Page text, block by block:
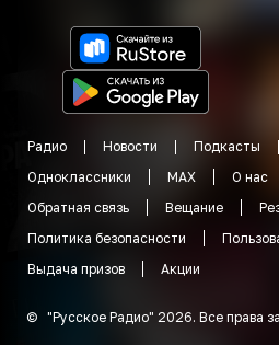
Радио Новости Подкасты
Одноклассники
MAX О нас
Обратная связь
Вещание
Политика безопасности
Выдача призов
Акции
© "Русское Радио" 2026. Все права